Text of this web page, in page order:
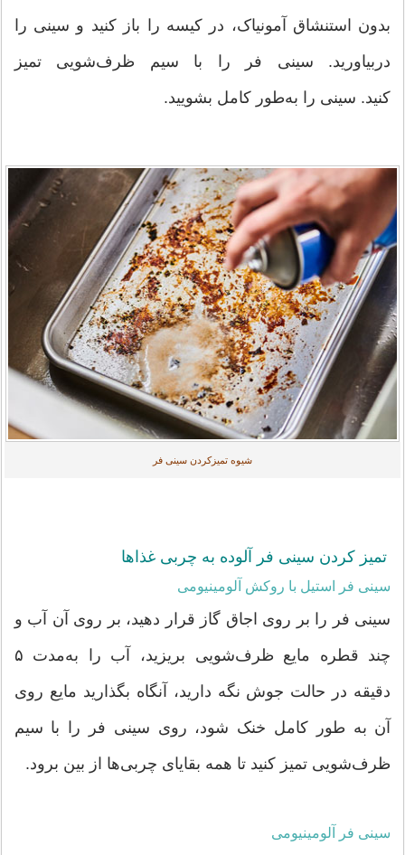
بدون استنشاق آمونیاک، در کیسه را باز کنید و سینی را
دربیاورید. سینی فر را با سیم ظرف‌شویی تمیز
کنید. سینی را به‌طور کامل بشویید.
شیوه تمیزکردن سینی فر
تمیز کردن سینی فر آلوده به چربی غذاها
سینی فر استیل با روکش آلومینیومی
سینی فر را بر روی اجاق گاز قرار دهید، بر روی آن آب و
چند قطره مایع ظرف‌شویی بریزید، آب را به‌مدت ۵
دقیقه در حالت جوش نگه دارید، آنگاه بگذارید مایع روی
آن به طور کامل خنک شود، روی سینی فر را با سیم
ظرف‌شویی تمیز کنید تا همه بقایای چربی‌ها از بین برود.
سینی فر آلومینیومی